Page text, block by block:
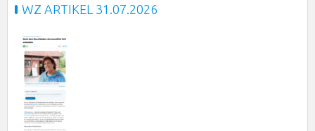
WZ ARTIKEL 31.07.2026